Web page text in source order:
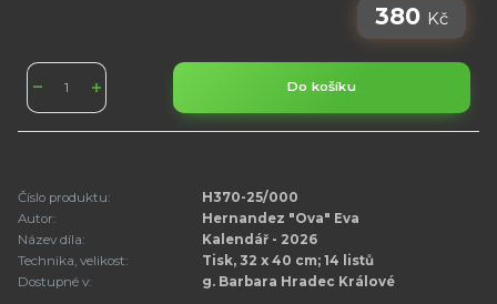
380 Kč
Do košíku
Číslo produktu:
H370-25/000
Autor:
Hernandez "Ova" Eva
Název díla:
Kalendář - 2026
Technika, velikost:
Tisk, 32 x 40 cm; 14 listů
Dostupné v:
g. Barbara Hradec Králové